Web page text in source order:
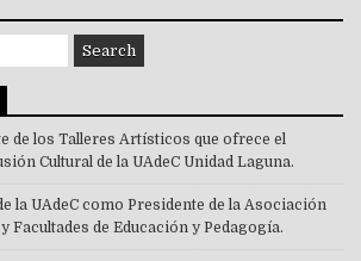
de los Talleres Artísticos que ofrece el
Cultural de la UAdeC Unidad Laguna.
la UAdeC como Presidente de la Asociación
Facultades de Educación y Pedagogía.